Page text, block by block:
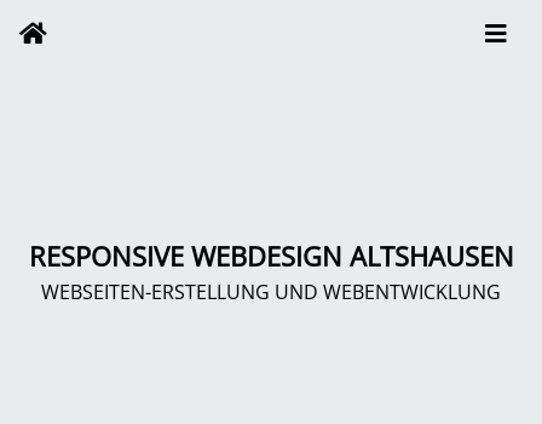
RESPONSIVE WEBDESIGN ALTSHAUSEN
WEBSEITEN-ERSTELLUNG UND WEBENTWICKLUNG